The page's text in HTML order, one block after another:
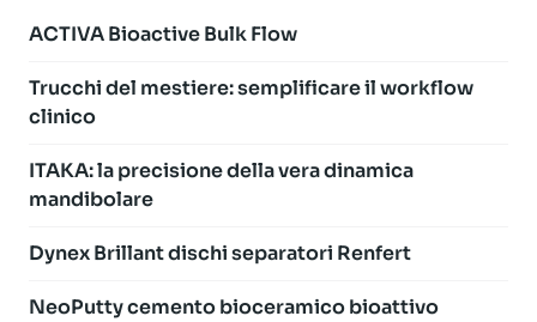
ACTIVA Bioactive Bulk Flow
Trucchi del mestiere: semplificare il workflow
clinico
ITAKA: la precisione della vera dinamica
mandibolare
Dynex Brillant dischi separatori Renfert
NeoPutty cemento bioceramico bioattivo